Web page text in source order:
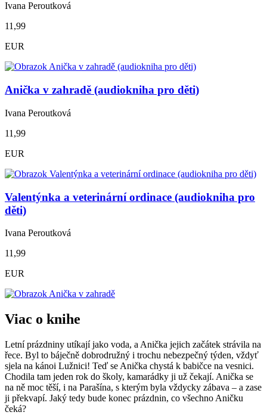
Ivana Peroutková
11,99
EUR
Anička v zahradě (audiokniha pro děti)
Ivana Peroutková
11,99
EUR
Valentýnka a veterinární ordinace (audiokniha pro
děti)
Ivana Peroutková
11,99
EUR
Viac o knihe
Letní prázdniny utíkají jako voda, a Anička jejich začátek strávila na
řece. Byl to báječně dobrodružný i trochu nebezpečný týden, vždyť
sjela na kánoi Lužnici! Teď se Anička chystá k babičce na vesnici.
Chodila tam jeden rok do školy, kamarádky ji už čekají. Anička se
na ně moc těší, i na Parašína, s kterým byla vždycky zábava – a zase
ji překvapí. Jaký tedy bude konec prázdnin, co všechno Aničku
čeká?